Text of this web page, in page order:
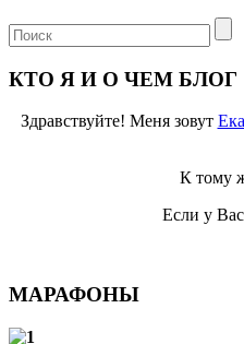
КТО Я И О ЧЕМ БЛОГ
Здравствуйте! Меня зовут
К тому
Если у
МАРАФОНЫ